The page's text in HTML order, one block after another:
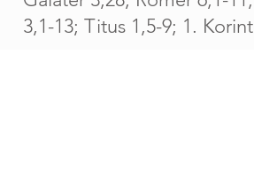
3,1-13; Titus 1,5-9; 1.